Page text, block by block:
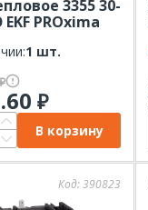
3355 30-
PROxima
1 шт.
₽
₽
В корзину
Код:390823